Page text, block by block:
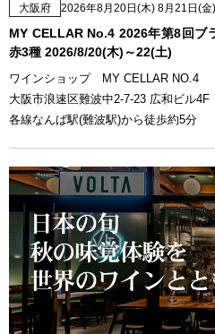
大阪府 2026年8月20日(木) 8月21日(
MY CELLAR No.4 2026年第8回ブ
赤3種 2026/8/20(木)～22(土)
ワインショップ MY CELLAR NO.4
大阪市浪速区難波中2-7-23 広和ビル4F
各線なんば駅(難波駅)から徒歩約5分